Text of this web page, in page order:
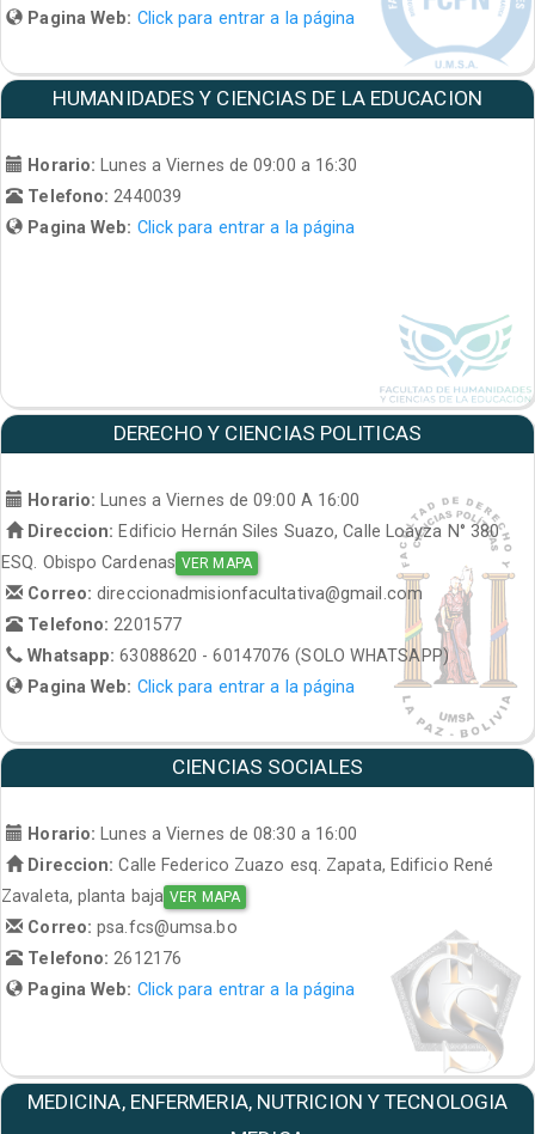
Pagina Web: Click para entrar a la página
HUMANIDADES Y CIENCIAS DE LA EDUCACION
Horario: Lunes a Viernes de 09:00 a 16:30
Telefono:2440039
Pagina Web: Click para entrar a la página
DERECHO Y CIENCIAS POLITICAS
Horario:
Lunes a Viernes de 09:00 A 16:00
Direccion: Edificio Hernán Siles Suazo, Calle Loayza N° 380
ESQ. Obispo Cardenas VER MAPA
Correo:direccionadmisionfacultativa@gmail.com
Telefono: 2201577
Whatsapp:63088620 - 60147076 (SOLO WHATSAPP)
Pagina Web: Click para entrar a la página
CIENCIAS SOCIALES
Horario:
Lunes a Viernes de 08:30 a 16:00
Direccion: Calle Federico Zuazo esq. Zapata, Edificio René
Zavaleta, planta baja VER MAPA
Correo:psa.fcs@umsa.bo
Telefono: 2612176
Pagina Web: Click para entrar a la página
MEDICINA, ENFERMERIA, NUTRICION Y TECNOLOGIA